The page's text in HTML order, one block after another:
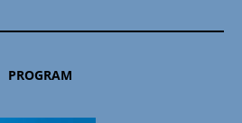
PROGRAM